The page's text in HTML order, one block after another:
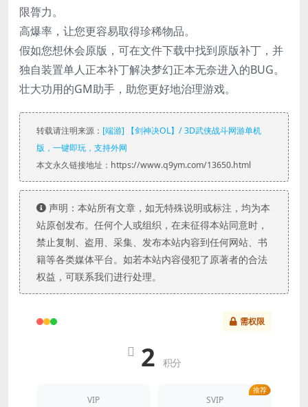
限膂力。
高爆率，让您更容易取得珍稀物品。
假如您想休会原版，可在文件下载中找到原版补丁，并
独自装置单人正本补丁解决梦幻正本无奈进入的BUG。
壮大功用的GM助手，助您更好地治理游戏。
转载请注明来源： [端游] 【剑神决OL】/ 3D武侠战斗网游单机
版，一键即玩，支持外网
本文永久链接地址：https://www.q9ym.com/13650.html
声明：本站所有文章，如无特殊说明或标注，均为本
站原创发布。任何个人或组织，在未征得本站同意时，
禁止复制、盗用、采集、发布本站内容到任何网站、书
籍等各类媒体平台。如若本站内容侵犯了原著者的合法
权益，可联系我们进行处理。
需权限
2 积分
VIP
推荐
SVIP